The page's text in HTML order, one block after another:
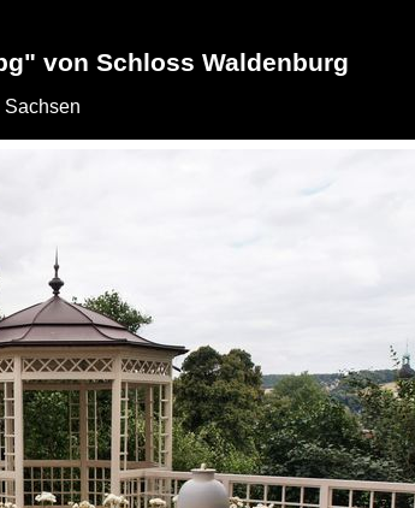
von Schloss Waldenburg
Sachsen